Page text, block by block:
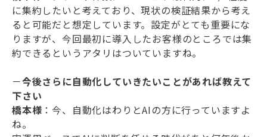
に集約したいと考えており、現状の検証結果から考え
ると可能だと想定しています。設定がとても重要にな
りますが、今回最初に導入したお客様のところでは集
約できるというアタリはついていますね。
－今後さらに自動化していきたいことがあれば教えて
下さい
橋本様 ：今、自動化はわりとAIの方に行っていますよ
ね。